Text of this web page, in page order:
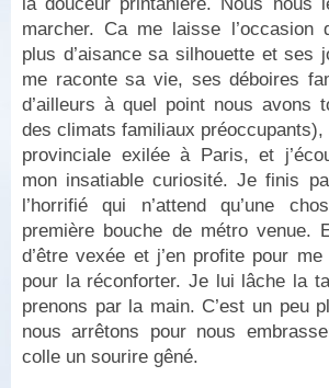
marcher. Ca me laisse l’occasion
plus d’aisance sa silhouette et ses
me raconte sa vie, ses déboires
d’ailleurs à quel point nous avons
des climats familiaux
provinciale exilée à Paris, et
mon insatiable curiosité. Je finis
l’horrifié qui n’attend qu’une
première bouche de métro venue.
d’être vexée et j’en profite pour me
pour la réconforter. Je lui lâche la
prenons par la main. C’est un peu
nous arrêtons pour nous
colle un sourire gêné.